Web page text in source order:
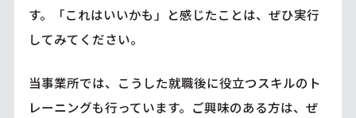
す。「これはいいかも」と感じたことは、ぜひ実行
してみてください。
当事業所では、こうした就職後に役立つスキルのト
レーニングも行っています。ご興味のある方は、ぜ